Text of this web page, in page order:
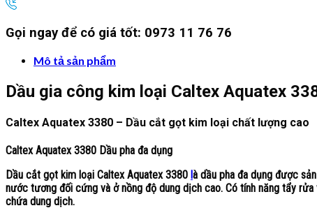
Gọi ngay để có giá tốt: 0973 11 76 76
Mô tả sản phẩm
Dầu gia công kim loại Caltex Aquatex
Caltex Aquatex 3380 – Dầu cắt gọt kim loại chất lượng cao
Caltex Aquatex 3380 Dầu pha đa dụng
Dầu cắt gọt kim loại Caltex Aquatex 3380 à dầu pha đa dụng được
nước tương đối cứng và ở nồng độ dung dịch cao. Có tính năng tẩy
chứa dung dịch.